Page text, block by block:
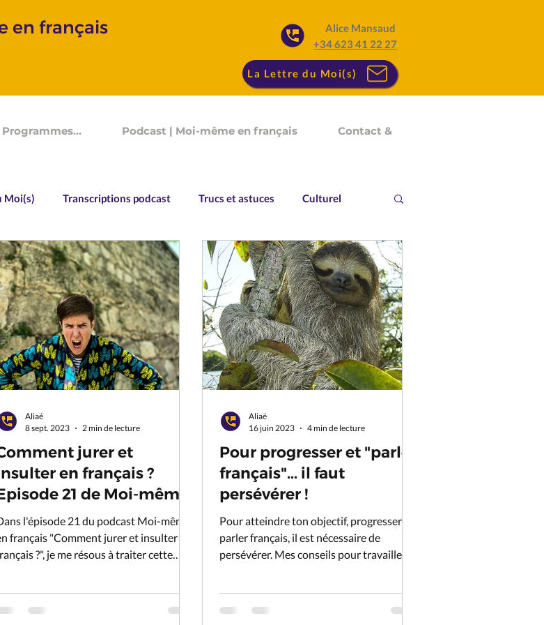
en français
Alice Mansaud
+34 623 41 22 27
La Lettre du Moi(s)
Programmes... Podcast | Moi-même en français Contact &
Moi(s) Transcriptions podcast Trucs et astuces Culturel
Souvenirs d'un Devenir Allo Aliaé
jurer et
en français ?
21 de Moi-même
français
l'épisode 21 du podcast Moi-même
français "Comment jurer et insulter en
?", je me résous à traiter cette
Aliaé
8 sept. 2023
2 min de lecture
Pour progresser et "parler
français"... il faut
persévérer !
Pour atteindre ton objectif, progresser et
parler français, il est nécessaire de
persévérer. Mes conseils pour travailler ta
Aliaé
16 juin 2023
4 min de lecture